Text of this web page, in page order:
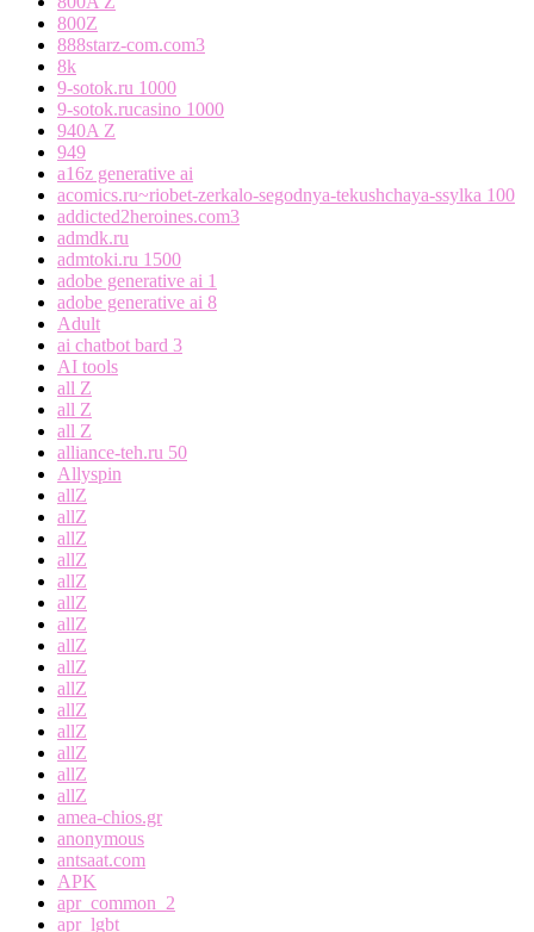
800Z
888starz-com.com3
8k
9-sotok.ru 1000
9-sotok.rucasino 1000
940A Z
949
a16z generative ai
acomics.ru~riobet-zerkalo-segodnya-tekushchaya-ssylka 100
addicted2heroines.com3
admdk.ru
admtoki.ru 1500
adobe generative ai 1
adobe generative ai 8
Adult
ai chatbot bard 3
AI tools
all Z
all Z
all Z
alliance-teh.ru 50
Allyspin
allZ
allZ
allZ
allZ
allZ
allZ
allZ
allZ
allZ
allZ
allZ
allZ
allZ
allZ
allZ
amea-chios.gr
anonymous
antsaat.com
APK
apr_common_2
apr_lgbt